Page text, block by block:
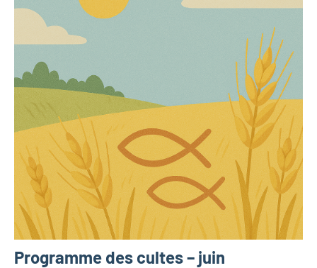
Programme des cultes – juin